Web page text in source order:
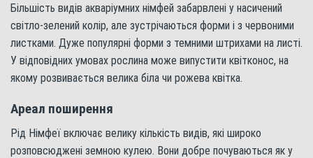
Більшість видів акваріумних німфей забарвлені у насичений
світло-зелений колір, але зустрічаються форми і з червоними
листками. Дуже популярні форми з темними штрихами на листі.
У відповідних умовах рослина може випустити квітконос, на
якому розвивається велика біла чи рожева квітка.
Ареал поширення
Рід Німфеї включає велику кількість видів, які широко
розповсюджені земною кулею. Вони добре почуваються як у